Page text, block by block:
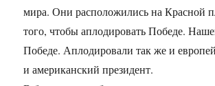
мира. Они расположились на Красной
того, чтобы аплодировать Победе.
Победе. Аплодировали так же и
и американский президент.